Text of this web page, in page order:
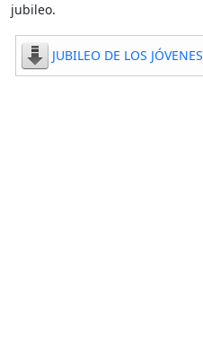
jubileo.
JUBILEO DE LOS JÓVENES